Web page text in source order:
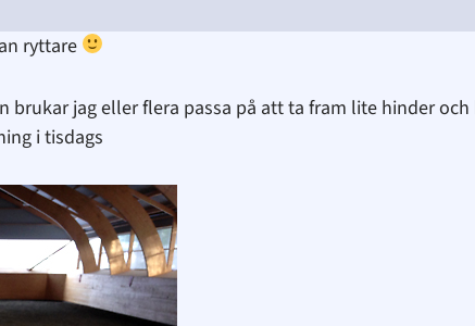
ryttare
jag eller flera passa på att ta fram lite hinder
i tisdags